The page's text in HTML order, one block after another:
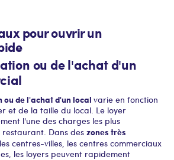
pour ouvrir un
ou de l'achat d'un
ou de l'achat d'un local varie en fonction
et de la taille du local. Le loyer
l'une des charges les plus
Dans des zones très
centres-villes, les centres commerciaux
les loyers peuvent rapidement